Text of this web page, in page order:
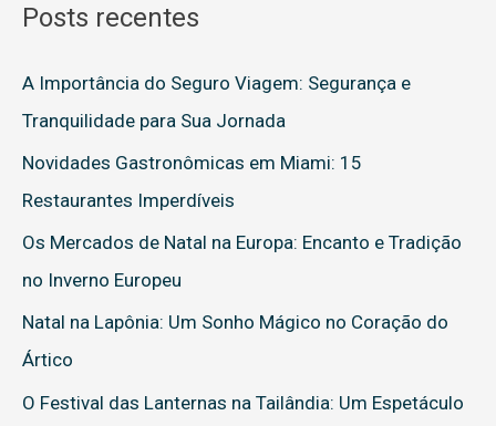
q
u
i
r
:
Posts recentes
A Importância do Seguro Viagem: Segurança e
Tranquilidade para Sua Jornada
Novidades Gastronômicas em Miami: 15
Restaurantes Imperdíveis
Os Mercados de Natal na Europa: Encanto e Tradição
no Inverno Europeu
Natal na Lapônia: Um Sonho Mágico no Coração do
Ártico
O Festival das Lanternas na Tailândia: Um Espetáculo